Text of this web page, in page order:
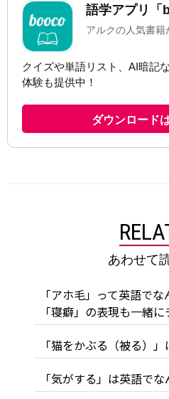
あわせて
「アホ毛」って英語でな
「寝癖」の表現も一緒に
「猫をかぶる（被る）
「気がする」は英語でな